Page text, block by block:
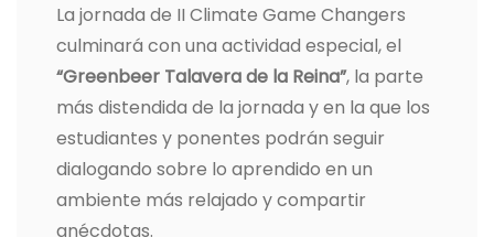
La jornada de II Climate Game Changers
culminará con una actividad especial, el
“Greenbeer Talavera de la Reina”, la parte
más distendida de la jornada y en la que los
estudiantes y ponentes podrán seguir
dialogando sobre lo aprendido en un
ambiente más relajado y compartir
anécdotas.